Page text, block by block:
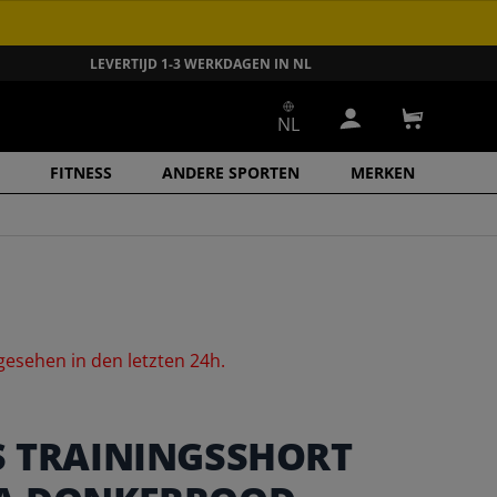
LEVERTIJD 1-3 WERKDAGEN IN NL
FITNESS ANDERE SPORTEN MERKEN
NL Inloggen
in den letzten24h.
TRAININGSSHORT